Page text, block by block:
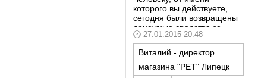
которого вы действуете,
сегодня были возвращены
денежные средства за
телефон.
27.01.2015 20:48
Виталий - директор
магазина "РЕТ" Липецк